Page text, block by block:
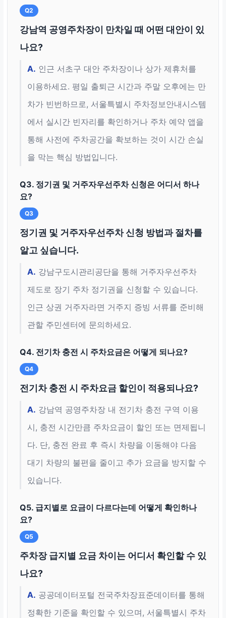
Q2
강남역 공영주차장이 만차일 때 어떤 대안이 있
나요?
A. 인근 서초구 대안 주차장이나 상가 제휴처를
이용하세요. 평일 출퇴근 시간과 주말 오후에는 만
차가 빈번하므로, 서울특별시 주차정보안내시스템
에서 실시간 빈자리를 확인하거나 주차 예약 앱을
통해 사전에 주차공간을 확보하는 것이 시간 손실
을 막는 핵심 방법입니다.
Q3. 정기권 및 거주자우선주차 신청은 어디서 하나
요?
Q3
정기권 및 거주자우선주차 신청 방법과 절차를
알고 싶습니다.
A. 강남구도시관리공단을 통해 거주자우선주차
제도로 장기 주차 정기권을 신청할 수 있습니다.
인근 상권 거주자라면 거주지 증빙 서류를 준비해
관할 주민센터에 문의하세요.
Q4. 전기차 충전 시 주차요금은 어떻게 되나요?
Q4
전기차 충전 시 주차요금 할인이 적용되나요?
A. 강남역 공영주차장 내 전기차 충전 구역 이용
시, 충전 시간만큼 주차요금이 할인 또는 면제됩니
다. 단, 충전 완료 후 즉시 차량을 이동해야 다음
대기 차량의 불편을 줄이고 추가 요금을 방지할 수
있습니다.
Q5. 급지별로 요금이 다르다는데 어떻게 확인하나
요?
Q5
주차장 급지별 요금 차이는 어디서 확인할 수 있
나요?
A. 공공데이터포털 전국주차장표준데이터를 통해
정확한 기준을 확인할 수 있으며, 서울특별시 주차